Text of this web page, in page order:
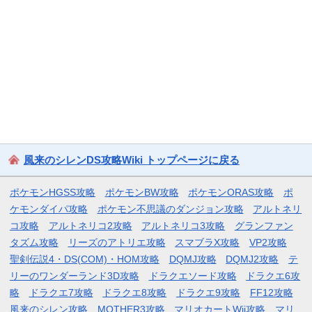
風来のシレンDS攻略Wiki トップページに戻る
ポケモンHGSS攻略 ポケモンBW攻略 ポケモンORAS攻略
ポ
ケモンダイパ攻略
ポケモン不思議のダンジョン攻略
アルトネリ
コ攻略
アルトネリコ2攻略 アルトネリコ3攻略
グランファン
タズム攻略
リーズのアトリエ攻略 スマブラX攻略
VP2攻略
聖剣伝説4・DS(COM)・HOM攻略
DQMJ攻略 DQMJ2攻略
テ
リーのワンダーランド3D攻略
ドラクエソード攻略
ドラクエ6攻
略
ドラクエ7攻略 ドラクエ8攻略 ドラクエ9攻略
FF12攻略
風来のシレン攻略
MOTHER3攻略 マリオカートWii攻略 マリ